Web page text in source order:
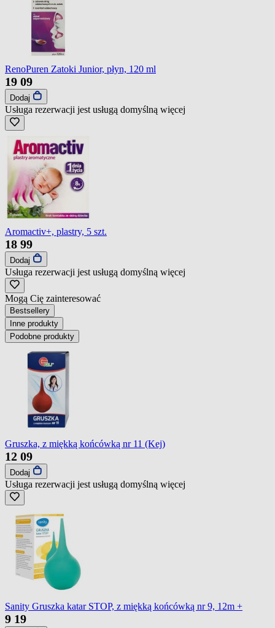
RenoPuren Zatoki Junior, płyn, 120 ml
19 09
Dodaj
Usługa rezerwacji jest usługą domyślną więcej
Aromactiv+, plastry, 5 szt.
18 99
Dodaj
Usługa rezerwacji jest usługą domyślną więcej
Mogą Cię zainteresować
Bestsellery
Inne produkty
Podobne produkty
Gruszka, z miękką końcówką nr 11 (Kej)
12 09
Dodaj
Usługa rezerwacji jest usługą domyślną więcej
Sanity Gruszka katar STOP, z miękką końcówką nr 9, 12m +
9 19